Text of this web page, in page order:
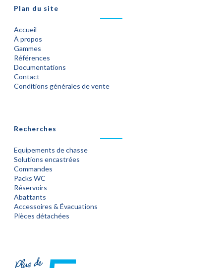
Plan du site
Accueil
À propos
Gammes
Références
Documentations
Contact
Conditions générales de vente
Recherches
Equipements de chasse
Solutions encastrées
Commandes
Packs WC
Réservoirs
Abattants
Accessoires & Évacuations
Pièces détachées